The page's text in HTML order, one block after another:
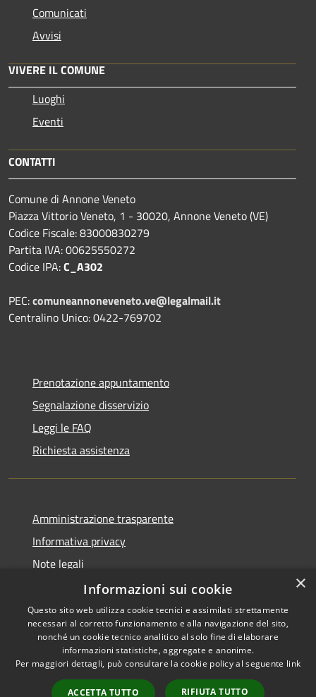
Comunicati
Avvisi
VIVERE IL COMUNE
Luoghi
Eventi
CONTATTI
Comune di Annone Veneto
Piazza Vittorio Veneto, 1 - 30020, Annone Veneto (VE)
Codice Fiscale: 83000830279
Partita IVA: 00625550272
Codice IPA:C_A302
PEC:comuneannoneveneto.ve@legalmail.it
Centralino Unico: 0422-769702
Prenotazione appuntamento
Segnalazione disservizio
Leggi le FAQ
Richiesta assistenza
Amministrazione trasparente
Informativa privacy
Note legali
Dichiarazione di accessibilità
RSS
Accessibilità
Copyright © 2020 •
Comune di Annone Veneto
• Powered byMunicipium
×
Informazioni sui cookie
Questo sito web utilizza cookie tecnici e assimilati strettamente
necessari al corretto funzionamento e alla navigazione del sito,
nonché un cookie tecnico analitico al solo fine di elaborare
informazioni statistiche, aggregate e anonime.
Per maggiori dettagli, può consultare la cookie policy al seguente link
ACCETTA TUTTO RIFIUTA TUTTO